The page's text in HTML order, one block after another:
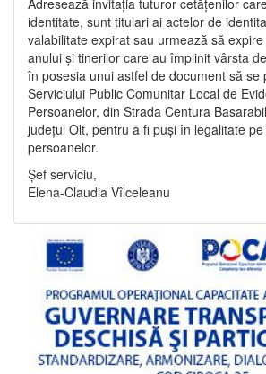
identitate, sunt titulari ai actelor de
valabilitate expirat sau urmează să
anului și tinerilor care au împlinit vârsta
în posesia unui astfel de document să se
Serviciului Public Comunitar Local de
Persoanelor, din Strada Centura
județul Olt, pentru a fi puși în legalitate
persoanelor.
Șef serviciu,
Elena-Claudia Vîlceleanu